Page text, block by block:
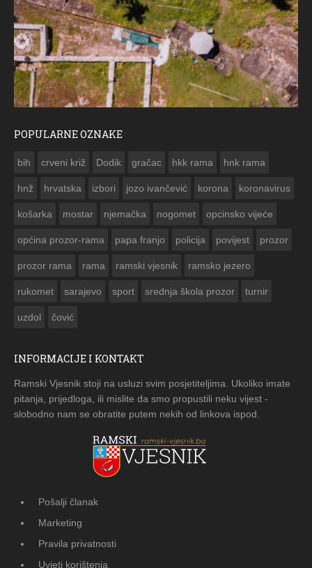
POPULARNE OZNAKE
bih crveni križ Dodik gračac hkk rama hnk rama
hnž hrvatska izbori jozo ivančević korona koronavirus
košarka mostar njemačka nogomet opcinsko vijeće
općina prozor-rama papa franjo policija povijest prozor
prozor rama rama ramski vjesnik ramsko jezero
rukomet sarajevo sport srednja škola prozor turnir
uzdol čović
INFORMACIJE I KONTAKT
Ramski Vjesnik stoji na usluzi svim posjetiteljima. Ukoliko imate
pitanja, prijedloga, ili mislite da smo propustili neku vijest -
slobodno nam se obratite putem nekih od linkova ispod.
Pošalji članak
Marketing
Pravila privatnosti
Uvjeti korištenja